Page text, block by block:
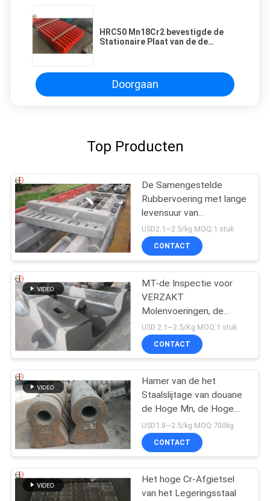
HRC50 Mn18Cr2 bevestigde de
Stationaire Plaat van de de
Doorgaan
Top Producten
De Samengestelde
Rubbervoering met lange
levensuur van
Staalvoeringen voor
VERZAKT de Molens
EB862 van de Molenbal
USD2.1~2.5/kg MOQ:1 stuk
CONTACT
MT-de Inspectie voor
VERZAKT
Molenvoeringen, de
Voeringsvervanging van
de Balmolen
USD 2.1~2.5/Kg MOQ:1 stuk
CONTACT
Hamer van de het
Staalslijtage van douane
de Hoge Mn, de Hoge
Hamer Uit gegoten staal
EB19047 van de
Chromiumlegering
USD1.8~2.5/kg MOQ:700kg
CONTACT
Het hoge Cr-Afgietsel
van het Legeringsstaal